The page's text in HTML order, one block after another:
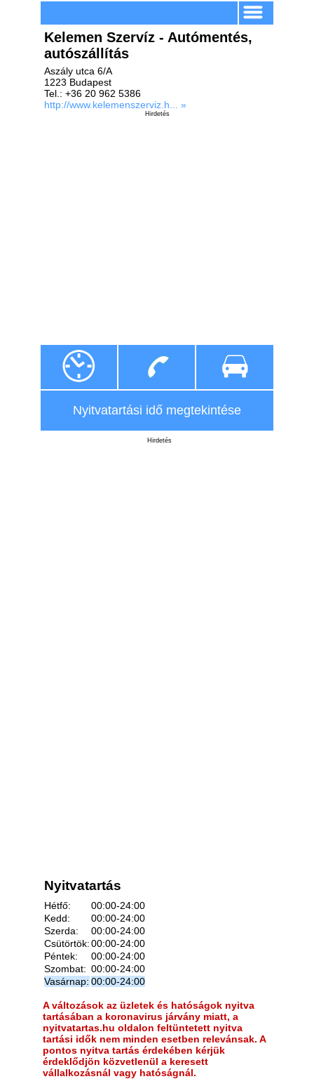
Kelemen Szervíz - Autómentés,
autószállítás
Aszály utca 6/A
1223 Budapest
Tel.: +36 20 962 5386
http://www.kelemenszerviz.h... »
Hirdetés
Nyitvatartási idő megtekintése
Hirdetés
Nyitvatartás
Hétfő:
00:00-24:00
Kedd:
00:00-24:00
Szerda:
00:00-24:00
Csütörtök:00:00-24:00
Péntek:
00:00-24:00
Szombat: 00:00-24:00
Vasárnap: 00:00-24:00
A változások az üzletek és hatóságok nyitva
tartásában a koronavirus járvány miatt, a
nyitvatartas.hu oldalon feltüntetett nyitva
tartási idők nem minden esetben relevánsak. A
pontos nyitva tartás érdekében kérjük
érdeklődjön közvetlenül a keresett
vállalkozásnál vagy hatóságnál.